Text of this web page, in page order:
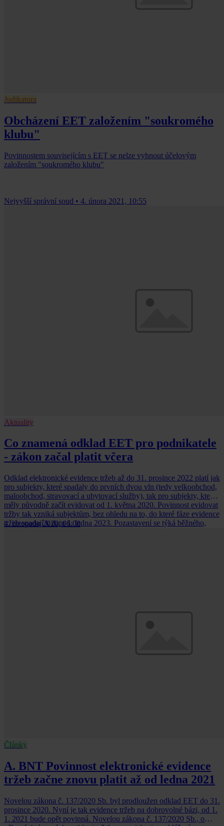
Judikatura
Obcházení EET založením "soukromého
klubu"
Povinnostem souvisejícím s EET se nelze vyhnout účelovým
založením "soukromého klubu"
Nejvyšší správní soud • 4. února 2021, 10:55
Aktuality
Co znamená odklad EET pro podnikatele
- zákon začal platit včera
Odklad elektronické evidence tržeb až do 31. prosince 2022 platí jak
pro subjekty, které spadaly do prvních dvou vln (tedy velkoobchod,
maloobchod, stravovací a ubytovací služby), tak pro subjekty, které
měly původně začít evidovat od 1. května 2020. Povinnost evidovat
tržby tak vzniká subjektům, bez ohledu na to, do které fáze evidence
tržeb spadají k datu 1. ledna 2023. Pozastavení se týká běžného,
4. listopadu 2020, 06:08
Články
A. BNT Povinnost elektronické evidence
tržeb začne znovu platit až od ledna 2021
Novelou zákona č. 137/2020 Sb. byl prodloužen odklad EET do 31.
prosince 2020. Nyní je tak evidence tržeb na dobrovolné bázi, od 1.
1. 2021 bude opět povinná. Novelou zákona č. 137/2020 Sb., o